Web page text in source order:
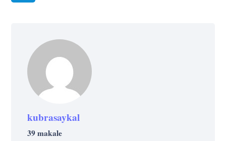
kubrasaykal
39 makale